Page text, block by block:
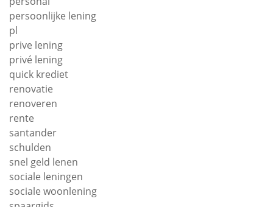
persoonlijke lening
pl
prive lening
privé lening
quick krediet
renovatie
renoveren
rente
santander
schulden
snel geld lenen
sociale leningen
sociale woonlening